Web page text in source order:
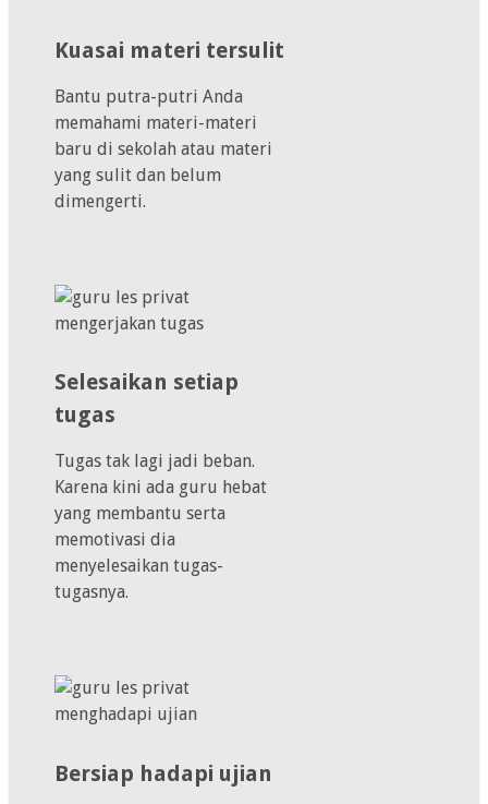
Kuasai materi tersulit
Bantu putra-putri Anda
memahami materi-materi
baru di sekolah atau materi
yang sulit dan belum
dimengerti.
Selesaikan setiap
tugas
Tugas tak lagi jadi beban.
Karena kini ada guru hebat
yang membantu serta
memotivasi dia
menyelesaikan tugas-
tugasnya.
Bersiap hadapi ujian